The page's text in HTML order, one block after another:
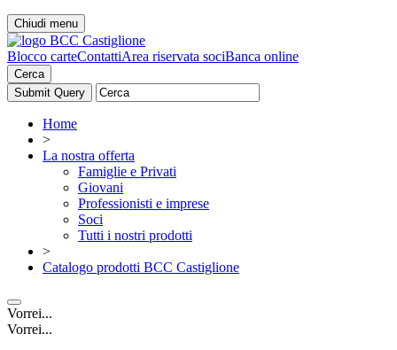
Chiudi menu
Blocco carteContattiArea riservata sociBanca online
Cerca
Home
>
La nostra offerta
Famiglie e Privati
Giovani
Professionisti e imprese
Soci
Tutti i nostri prodotti
>
Catalogo prodotti BCC Castiglione
Vorrei...
Vorrei...